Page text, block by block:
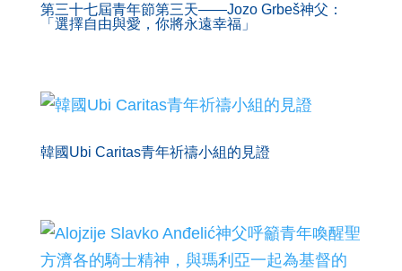
第三十七屆青年節第三天——Jozo Grbeš神父：
「選擇自由與愛，你將永遠幸福」
韓國Ubi Caritas青年祈禱小組的見證